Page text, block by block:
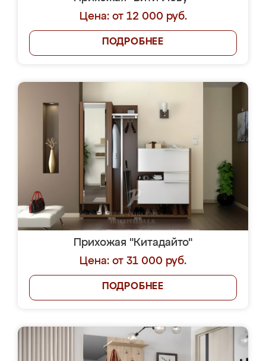
Цена: от 12 000 руб.
ПОДРОБНЕЕ
Прихожая "Китадайто"
Цена: от 31 000 руб.
ПОДРОБНЕЕ